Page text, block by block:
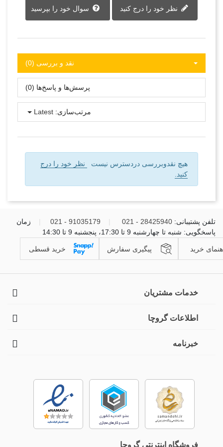
سوال خود را بپرسید
نقد و بررسی‌‌ (0)
پرسش‌ها و پاسخ‌ها (0)
مرتب‌سازی: Latest
هیچ نقدوبررسی دردسترس نیست
نظر خود را درج
کنید.
تلفن پشتیبانی: 28425940 - 021
91035179 - 021
زمان
پاسخگویی: شنبه تا چهارشنبه 9 تا 17:30، پنجشنبه 9 تا 14:30
خرید پیگیری سفارش خرید قسطی
خدمات مشتریان
اطلاعات گروچا
خبرنامه
فروشگاه اینترنتی گروچا